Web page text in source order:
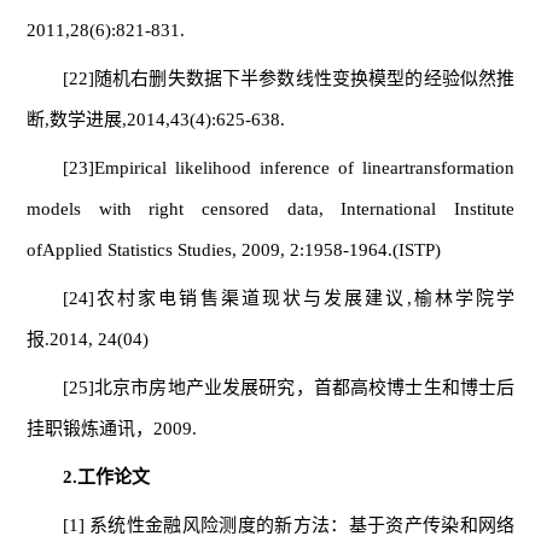
2011,28(6):821-831.
[22]随机右删失数据下半参数线性变换模型的经验似然推
断,数学进展,2014,43(4):625-638.
[23]Empirical likelihood inference of lineartransformation
models with right censored data, International Institute
ofApplied Statistics Studies, 2009, 2:1958-1964.(ISTP)
[24]农村家电销售渠道现状与发展建议,榆林学院学
报.2014, 24(04)
[25]北京市房地产业发展研究，首都高校博士生和博士后
挂职锻炼通讯，2009.
2.工作论文
[1] 系统性金融风险测度的新方法：基于资产传染和网络